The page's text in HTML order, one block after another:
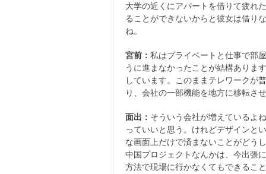
大学の近くにアパートを借りて疲れ
ることができないからと彼女は借り
ね。
宮前： 私はプライベートと仕事で部
うに進まなかったことが結構ありま
しています。このままテレワークが
り、会社の一部機能を地方に移転さ
面出： そういう会社が増えているよ
っていいと思う。けれどデザインと
な画面上だけで済まないことがどう
中国プロジェクトなんかは、今出張
方法で現場に行かなくてもできるこ